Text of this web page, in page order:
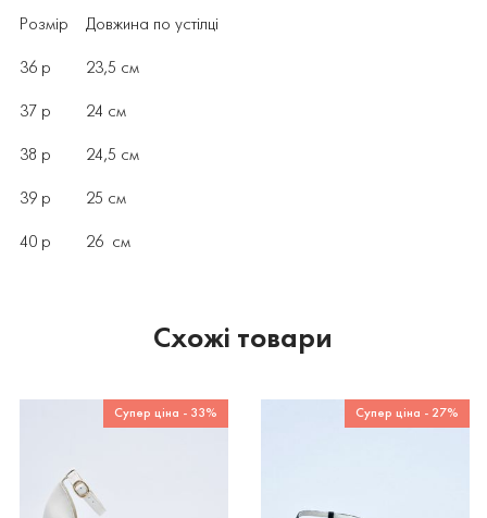
Розмір Довжина по устілці
36 р 23,5 см
37 р 24 см
38 р 24,5 см
39 р 25 см
40 р 26 см
Схожі товари
Супер ціна - 33% Супер ціна - 27%